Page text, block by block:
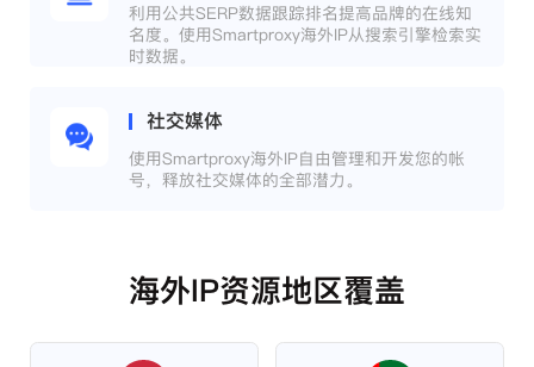
利用公共SERP数据跟踪排名提高品牌的在线知
名度。使用Smartproxy海外IP从搜索引擎检索实
时数据。
社交媒体
使用Smartproxy海外IP自由管理和开发您的帐
号，释放社交媒体的全部潜力。
海外IP资源地区覆盖